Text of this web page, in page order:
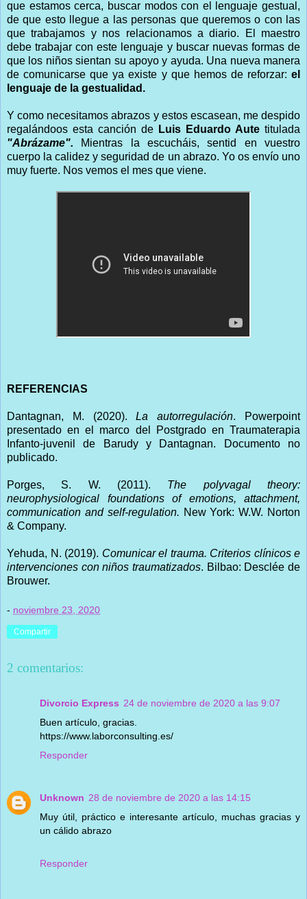
que estamos cerca, buscar modos con el lenguaje gestual,
de que esto llegue a las personas que queremos o con las
que trabajamos y nos relacionamos a diario. El maestro
debe trabajar con este lenguaje y buscar nuevas formas de
que los niños sientan su apoyo y ayuda. Una nueva manera
de comunicarse que ya existe y que hemos de reforzar: el
lenguaje de la gestualidad.
Y como necesitamos abrazos y estos escasean, me despido
regalándoos esta canción de Luis Eduardo Aute titulada
"Abrázame". Mientras la escucháis, sentid en vuestro
cuerpo la calidez y seguridad de un abrazo. Yo os envío uno
muy fuerte. Nos vemos el mes que viene.
REFERENCIAS
Dantagnan, M. (2020).La autorregulación. Powerpoint
presentado en el marco del Postgrado en Traumaterapia
Infanto-juvenil de Barudy y Dantagnan. Documento no
publicado.
Porges, S. W. (2011). The polyvagal theory:
neurophysiological foundations of emotions, attachment,
communication and self-regulation. New York: W.W. Norton
& Company.
Yehuda, N. (2019). Comunicar el trauma. Criterios clínicos e
intervenciones con niños traumatizados. Bilbao: Desclée de
Brouwer.
- noviembre 23, 2020
Compartir
2 comentarios:
Divorcio Express 24 de noviembre de 2020 a las 9:07
Buen artículo, gracias.
https://www.laborconsulting.es/
Responder
Unknown 28 de noviembre de 2020 a las 14:15
Muy útil, práctico e interesante artículo, muchas gracias y
un cálido abrazo
Responder